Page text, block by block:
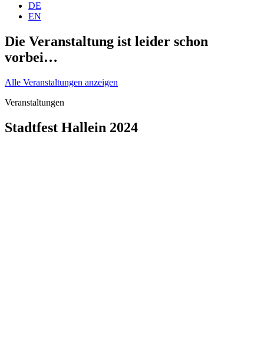
DE
EN
Die Veranstaltung ist leider schon
vorbei…
Alle Veranstaltungen anzeigen
Veranstaltungen
Stadtfest Hallein 2024